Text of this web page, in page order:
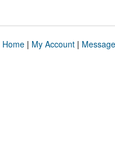
Home| My Account|